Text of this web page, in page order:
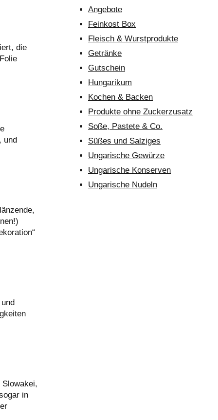
die
und
in
Angebote
Feinkost Box
Fleisch & Wurstprodukte
Getränke
Gutschein
Hungarikum
Kochen & Backen
Produkte ohne Zuckerzusatz
Soße, Pastete & Co.
Süßes und Salziges
Ungarische Gewürze
Ungarische Konserven
Ungarische Nudeln